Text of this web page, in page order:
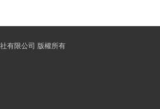
有限公司 版權所有